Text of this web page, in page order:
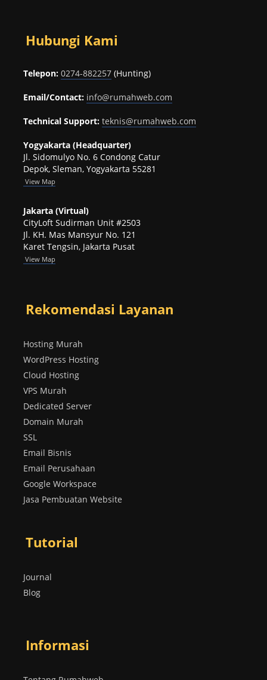
Hubungi Kami
Telepon: 0274-882257 (Hunting)
Email/Contact: info@rumahweb.com
Technical Support: teknis@rumahweb.com
Yogyakarta (Headquarter)
Jl. Sidomulyo No. 6 Condong Catur
Depok, Sleman, Yogyakarta 55281
View Map
Jakarta (Virtual)
CityLoft Sudirman Unit #2503
Jl. KH. Mas Mansyur No. 121
Karet Tengsin, Jakarta Pusat
View Map
Rekomendasi Layanan
Hosting Murah
WordPress Hosting
Cloud Hosting
VPS Murah
Dedicated Server
Domain Murah
SSL
Email Bisnis
Email Perusahaan
Google Workspace
Jasa Pembuatan Website
Tutorial
Journal
Blog
Informasi